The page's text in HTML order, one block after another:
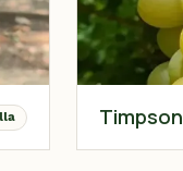
Timpson